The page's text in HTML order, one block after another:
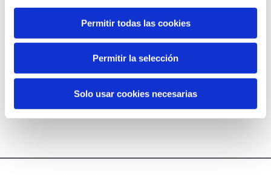
Permitir todas las cookies
Permitir la selección
Solo usar cookies necesarias
Solicita tu PRESUPUESTO Online